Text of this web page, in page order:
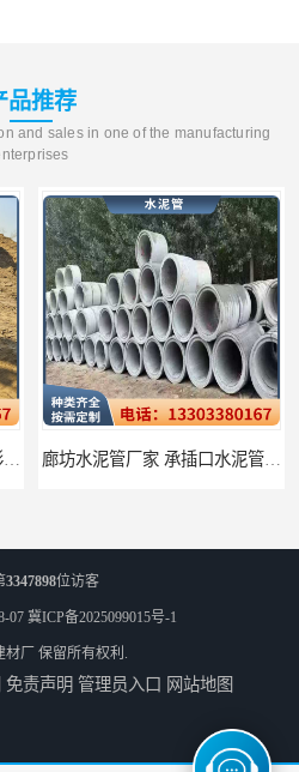
品推荐
and sales in one of the manufacturing
廊坊水泥管厂家 承插口水泥管 抗滑移性能稳定可靠
引导分流雨水 唐山检查井厂家批发 检测井 结构简单易于安装
3347898位访客
07 冀ICP备2025099015号-1
厂 保留所有权利.
免责声明 管理员入口 网站地图